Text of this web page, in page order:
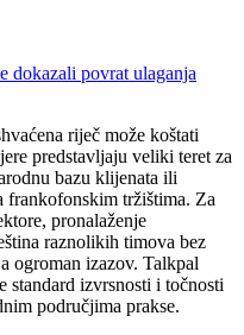
dokazali povrat ulaganja
riječ može koštati
predstavljaju veliki teret za
bazu klijenata ili
frankofonskim tržištima. Za
pronalaženje
raznolikih timova bez
ogroman izazov. Talkpal
standard izvrsnosti i točnosti
područjima prakse.